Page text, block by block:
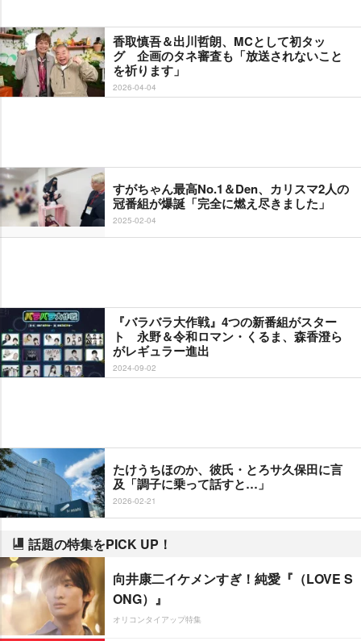
香取慎吾＆出川哲朗、MCとして初タッ
グ 企画のタネ審査も「放送されないこと
を祈ります」
2026-04-04
すがちゃん最高No.1＆Den、カリスマ2人の
冠番組が爆誕「完全に燃え尽きました」
2025-02-04
『バラバラ大作戦』4つの新番組がスター
ト 永野＆令和ロマン・くるま、森香澄ら
がレギュラー進出
2024-09-02
たけうちほのか、彼氏・とろサ久保田に言
及「調子に乗って話すと…」
2026-02-21
話題の特集をPICK UP！
向井康二イケメンすぎ！純愛『（LOVE S
ONG）』
オリコンタイアップ特集